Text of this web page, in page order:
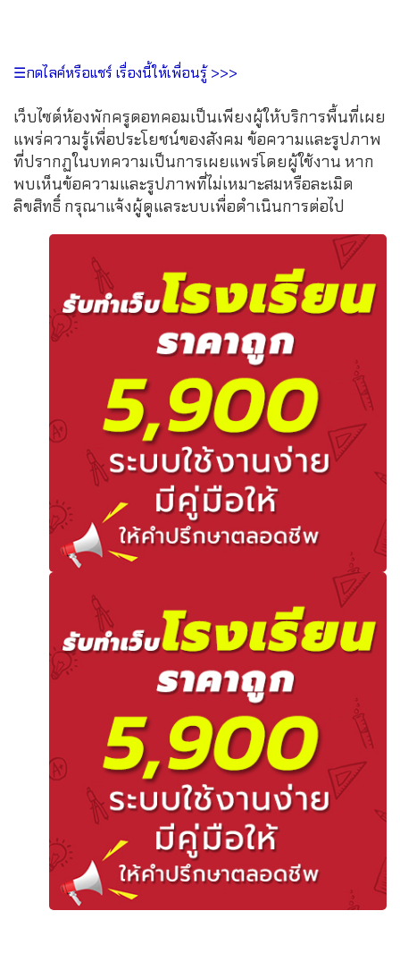
☰กดไลค์หรือแชร์ เรื่องนี้ให้เพื่อนรู้ >>>
เว็บไซต์ห้องพักครูดอทคอมเป็นเพียงผู้ให้บริการพื้นที่เผย
แพร่ความรู้เพื่อประโยชน์ของสังคม ข้อความและรูปภาพ
ที่ปรากฏในบทความเป็นการเผยแพร่โดยผู้ใช้งาน หาก
พบเห็นข้อความและรูปภาพที่ไม่เหมาะสมหรือละเมิด
ลิขสิทธิ์ กรุณาแจ้งผู้ดูแลระบบเพื่อดำเนินการต่อไป